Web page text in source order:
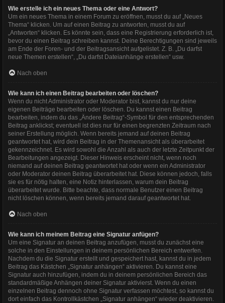
Wie erstelle ich ein neues Thema oder eine Antwort?
Um ein neues Thema in einem Forum zu eröffnen, musst du auf „Neues
Thema“ klicken. Um auf einen Beitrag zu antworten, musst du auf
„Antworten“ klicken. Es könnte sein, dass eine Registrierung erforderlich ist,
bevor du einen Beitrag schreiben kannst. Deine Berechtigungen sind jeweils
am Ende der Foren- und der Beitragsansicht aufgelistet. Z. B. „Du darfst
neue Themen erstellen“, „Du darfst Dateianhänge erstellen“ usw.
Nach oben
Wie kann ich einen Beitrag bearbeiten oder löschen?
Wenn du nicht Administrator oder Moderator bist, kannst du nur deine
eigenen Beiträge bearbeiten oder löschen. Du kannst einen Beitrag
bearbeiten, indem du das „Ändere Beitrag“-Symbol für den entsprechenden
Beitrag anklickst; eventuell ist dies nur für einen begrenzten Zeitraum nach
seiner Erstellung möglich. Wenn bereits jemand auf deinen Beitrag
geantwortet hat, wird dein Beitrag in der Themenansicht als überarbeitet
gekennzeichnet. Es wird sowohl die Anzahl als auch der letzte Zeitpunkt der
Bearbeitungen angezeigt. Dieser Hinweis erscheint nicht, wenn noch
niemand auf deinen Beitrag geantwortet hat oder wenn ein Administrator
oder Moderator deinen Beitrag überarbeitet hat. Diese können jedoch, falls
sie es für nötig halten, eine Notiz hinterlassen, warum dein Beitrag
überarbeitet wurde. Bitte beachte, dass normale Benutzer einen Beitrag
nicht löschen können, wenn bereits jemand darauf geantwortet hat.
Nach oben
Wie kann ich meinem Beitrag eine Signatur anfügen?
Um eine Signatur an deinen Beitrag anzufügen, musst du zunächst eine
solche in den Einstellungen in deinem persönlichen Bereich entwerfen.
Nachdem du die Signatur erstellt und gespeichert hast, kannst du in jedem
Beitrag das Kästchen „Signatur anhängen“ aktivieren. Du kannst eine
Signatur auch hinzufügen, indem du in deinem persönlichen Bereich das
standardmäßige Anhängen deiner Signatur aktivierst. Wenn du einen
einzelnen Beitrag dennoch ohne Signatur verfassen möchtest, so kannst du
dort einfach das Kontrollkästchen „Signatur anhängen“ wieder deaktivieren.